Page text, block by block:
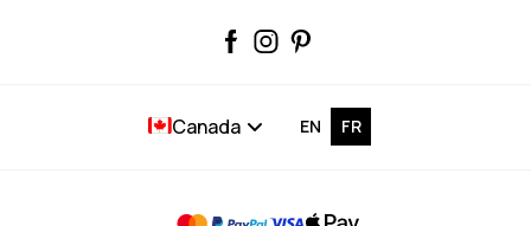
EN FR
Canada